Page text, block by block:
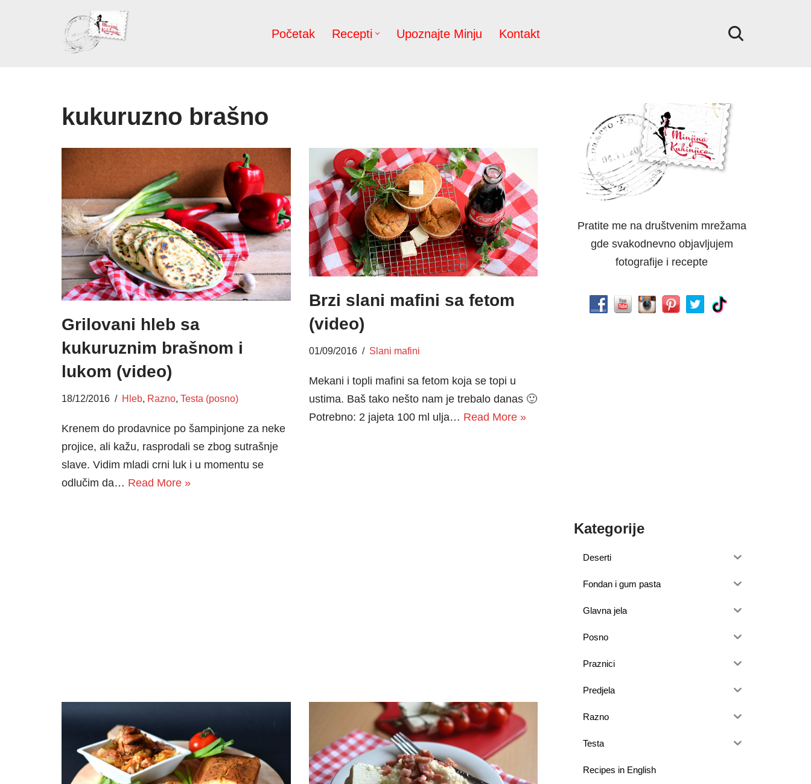
Početak Recepti Upoznajte Minju Kontakt
kukuruzno brašno
Grilovani hleb sa
kukuruznim brašnom i
lukom (video)
18/12/2016 Hleb, Razno, Testa (posno)
Krenem do prodavnice po šampinjone za neke
projice, ali kažu, rasprodali se zbog sutrašnje
slave. Vidim mladi crni luk i u momentu se
odlučim da… Read More »
Brzi slani mafini sa fetom
(video)
01/09/2016 Slani mafini
Mekani i topli mafini sa fetom koja se topi u
ustima. Baš tako nešto nam je trebalo danas 🙂
Potrebno: 2 jajeta 100 ml ulja… Read More »
Pratite me na društvenim mrežama
gde svakodnevno objavljujem
fotografije i recepte
Kategorije
Deserti
Fondan i gum pasta
Glavna jela
Posno
Praznici
Predjela
Razno
Testa
Recipes in English